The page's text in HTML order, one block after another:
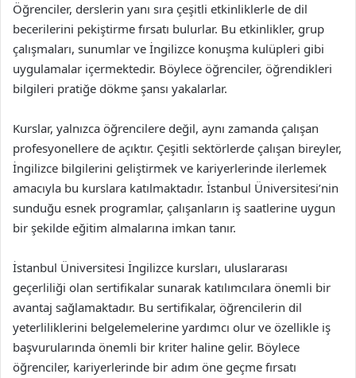
Öğrenciler, derslerin yanı sıra çeşitli etkinliklerle de dil
becerilerini pekiştirme fırsatı bulurlar. Bu etkinlikler, grup
çalışmaları, sunumlar ve İngilizce konuşma kulüpleri gibi
uygulamalar içermektedir. Böylece öğrenciler, öğrendikleri
bilgileri pratiğe dökme şansı yakalarlar.
Kurslar, yalnızca öğrencilere değil, aynı zamanda çalışan
profesyonellere de açıktır. Çeşitli sektörlerde çalışan bireyler,
İngilizce bilgilerini geliştirmek ve kariyerlerinde ilerlemek
amacıyla bu kurslara katılmaktadır. İstanbul Üniversitesi’nin
sunduğu esnek programlar, çalışanların iş saatlerine uygun
bir şekilde eğitim almalarına imkan tanır.
İstanbul Üniversitesi İngilizce kursları, uluslararası
geçerliliği olan sertifikalar sunarak katılımcılara önemli bir
avantaj sağlamaktadır. Bu sertifikalar, öğrencilerin dil
yeterliliklerini belgelemelerine yardımcı olur ve özellikle iş
başvurularında önemli bir kriter haline gelir. Böylece
öğrenciler, kariyerlerinde bir adım öne geçme fırsatı